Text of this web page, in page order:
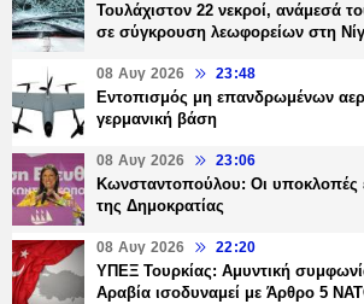
Τουλάχιστον 22 νεκροί, ανάμεσά
σε σύγκρουση λεωφορείων στη
08 Αυγ 2026 23:48
Εντοπισμός μη επανδρωμένων
γερμανική βάση
08 Αυγ 2026 23:06
Κωνσταντοπούλου: Οι υποκλοπές
της Δημοκρατίας
08 Αυγ 2026 22:20
ΥΠΕΞ Τουρκίας: Αμυντική
Αραβία ισοδυναμεί με Άρθρο 5